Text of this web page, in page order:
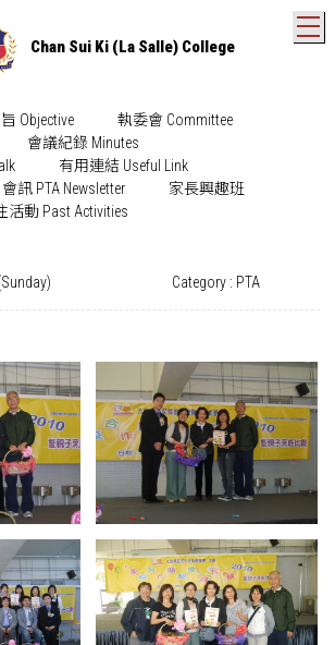
Chan Sui Ki (La Salle) College
Objective
執委會 Committee
會議紀錄 Minutes
有用連結 Useful Link
會訊 PTA Newsletter
家長興趣班
活動 Past Activities
Category : PTA